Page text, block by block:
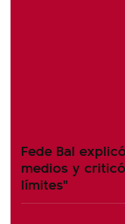
Fede Bal
medios y
límites"